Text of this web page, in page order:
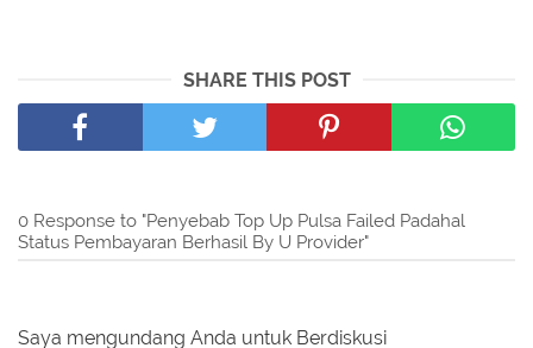
SHARE THIS POST
0 Response to "Penyebab Top Up Pulsa Failed Padahal
Status Pembayaran Berhasil By U Provider"
Saya mengundang Anda untuk Berdiskusi